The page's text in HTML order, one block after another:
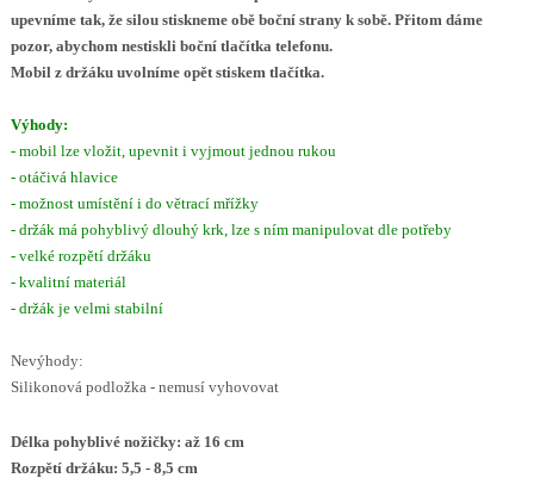
upevníme tak, že silou stiskneme obě boční strany k sobě. Přitom dáme
pozor, abychom nestiskli boční tlačítka telefonu.
Mobil z držáku uvolníme opět stiskem tlačítka.
Výhody:
- mobil lze vložit, upevnit i vyjmout jednou rukou
- otáčivá hlavice
- možnost umístění i do větrací mřížky
- držák má pohyblivý dlouhý krk, lze s ním manipulovat dle potřeby
- velké rozpětí držáku
- kvalitní materiál
- držák je velmi stabilní
Nevýhody:
Silikonová podložka - nemusí vyhovovat
Délka pohyblivé nožičky: až 16 cm
Rozpětí držáku: 5,5 - 8,5 cm